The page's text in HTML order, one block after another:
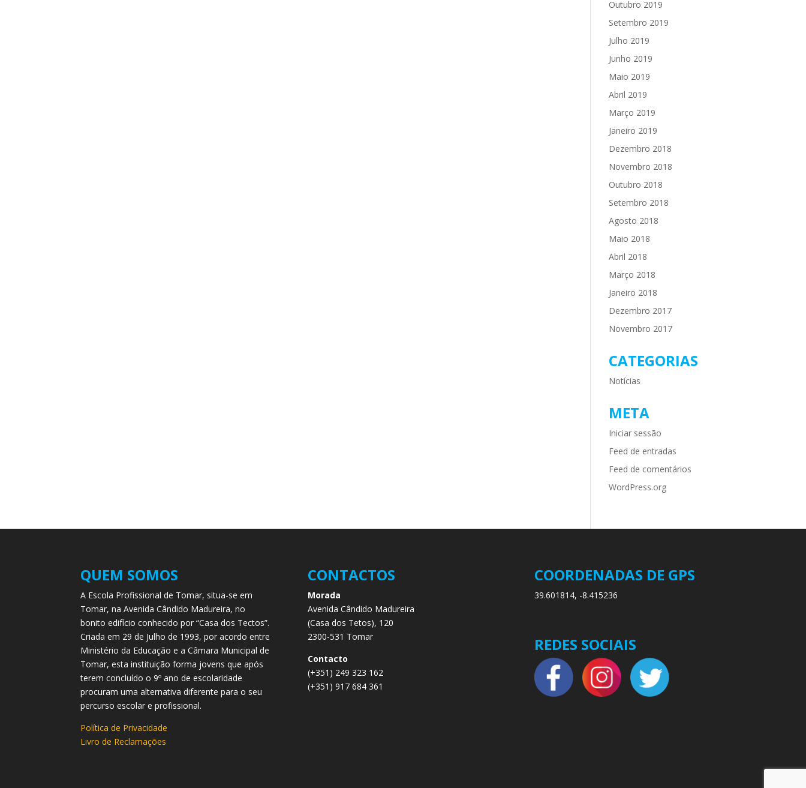
Outubro 2019
Setembro 2019
Julho 2019
Junho 2019
Maio 2019
Abril 2019
Março 2019
Janeiro 2019
Dezembro 2018
Novembro 2018
Outubro 2018
Setembro 2018
Agosto 2018
Maio 2018
Abril 2018
Março 2018
Janeiro 2018
Dezembro 2017
Novembro 2017
CATEGORIAS
Notícias
META
Iniciar sessão
Feed de entradas
Feed de comentários
WordPress.org
QUEM SOMOS
A Escola Profissional de Tomar, situa-se em
Tomar, na Avenida Cândido Madureira, no
bonito edifício conhecido por “Casa dos Tectos”.
Criada em 29 de Julho de 1993, por acordo entre
Ministério da Educação e a Câmara Municipal de
Tomar, esta instituição forma jovens que após
terem concluído o 9º ano de escolaridade
procuram uma alternativa diferente para o seu
percurso escolar e profissional.
Política de Privacidade
Livro de Reclamações
CONTACTOS
Morada
Avenida Cândido Madureira
(Casa dos Tetos), 120
2300-531 Tomar
Contacto
(+351) 249 323 162
(+351) 917 684 361
COORDENADAS DE GPS
39.601814, -8.415236
REDES SOCIAIS